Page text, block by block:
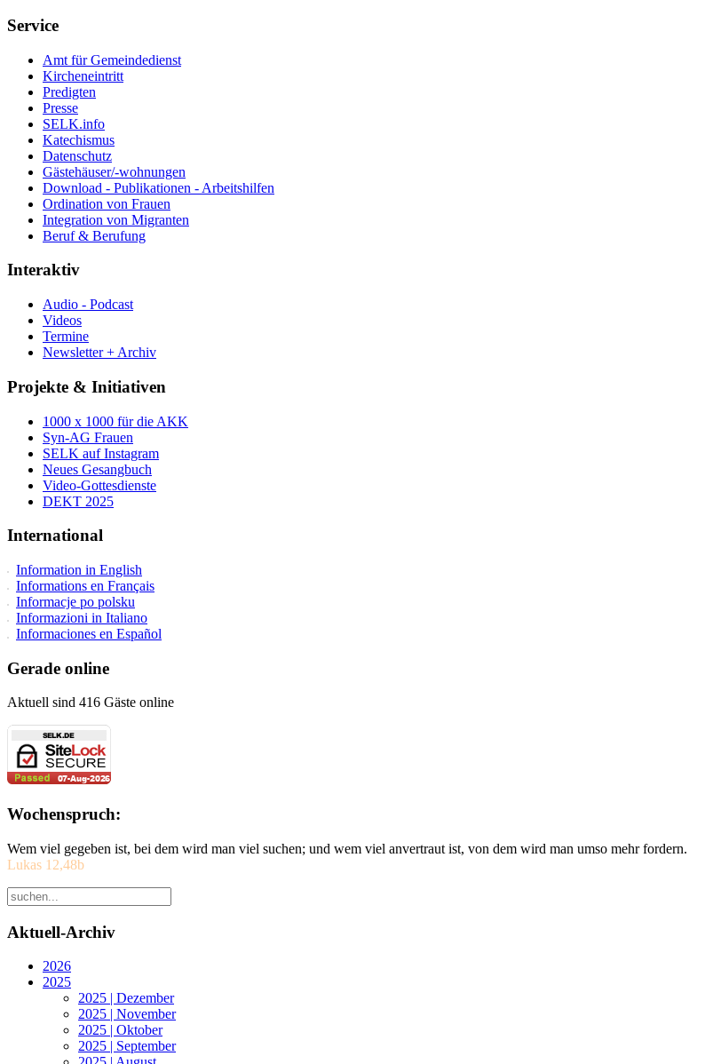
Service
Amt für Gemeindedienst
Kircheneintritt
Predigten
Presse
SELK.info
Katechismus
Datenschutz
Gästehäuser/-wohnungen
Download - Publikationen - Arbeitshilfen
Ordination von Frauen
Integration von Migranten
Beruf & Berufung
Interaktiv
Audio - Podcast
Videos
Termine
Newsletter + Archiv
Projekte & Initiativen
1000 x 1000 für die AKK
Syn-AG Frauen
SELK auf Instagram
Neues Gesangbuch
Video-Gottesdienste
DEKT 2025
International
Information in English
Informations en Français
Informacje po polsku
Informazioni in Italiano
Informaciones en Español
Gerade online
Aktuell sind 416 Gäste online
Wochenspruch:
Wem viel gegeben ist, bei dem wird man viel suchen; und wem viel anvertraut ist, von dem wird man umso mehr fordern.
Lukas 12,48b
Aktuell-Archiv
2026
2025
2025 | Dezember
2025 | November
2025 | Oktober
2025 | September